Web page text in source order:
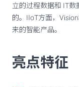
立的过程数据和 IT
的。IIoT方面，
来的智能产品。
亮点特征